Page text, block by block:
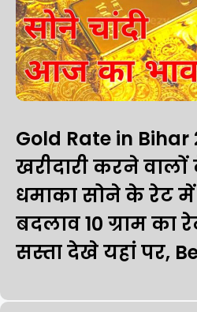
Gold Rate in Bihar
खरीदारी करने
धमाका सोने के रेट
बदलाव 10 ग्राम का
सस्ता देखे यहां पर,